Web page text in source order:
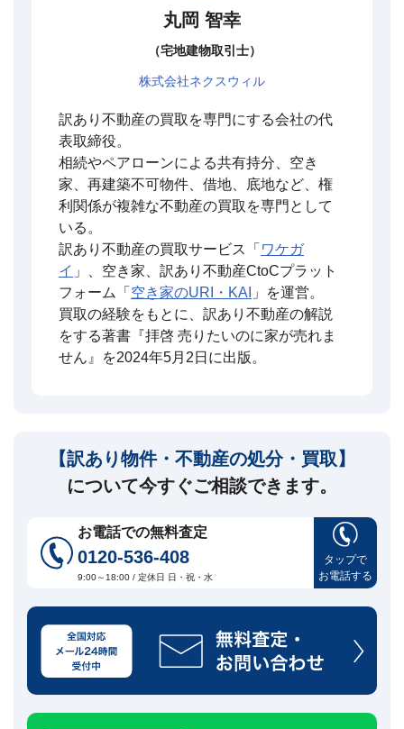
丸岡 智幸
（宅地建物取引士）
株式会社ネクスウィル
訳あり不動産の買取を専門にする会社の代
表取締役。
相続やペアローンによる共有持分、空き
家、再建築不可物件、借地、底地など、権
利関係が複雑な不動産の買取を専門として
いる。
訳あり不動産の買取サービス「 ワケガ
イ 」、空き家、訳あり不動産CtoCプラット
フォーム「 空き家のURI・KAI 」を運営。
買取の経験をもとに、訳あり不動産の解説
をする著書『拝啓 売りたいのに家が売れま
せん』を2024年5月2日に出版。
【訳あり物件・不動産の処分・買取】
について今すぐご相談できます。
お電話での無料査定
0120-536-408
9:00～18:00 / 定休日 日・祝・水
タップで
お電話する